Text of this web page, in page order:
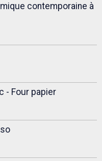
contemporaine à
- Four papier